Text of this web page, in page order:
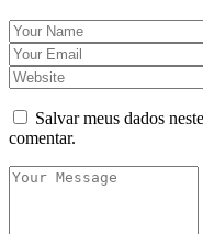
Salvar meus dados
comentar.